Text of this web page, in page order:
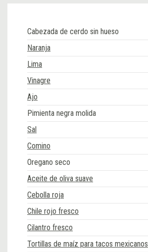
Cabezada de cerdo sin hueso
Naranja
Lima
Vinagre
Ajo
Pimienta negra molida
Sal
Comino
Oregano seco
Aceite de oliva suave
Cebolla roja
Chile rojo fresco
Cilantro fresco
Tortillas de maíz para tacos mexicanos